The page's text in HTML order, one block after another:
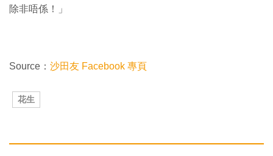
除非唔係！」
Source： 沙田友 Facebook 專頁
花生